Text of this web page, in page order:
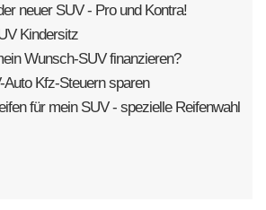
neuer SUV - Pro und Kontra!
Kindersitz
Wunsch-SUV finanzieren?
Auto Kfz-Steuern sparen
für mein SUV - spezielle Reifenwahl